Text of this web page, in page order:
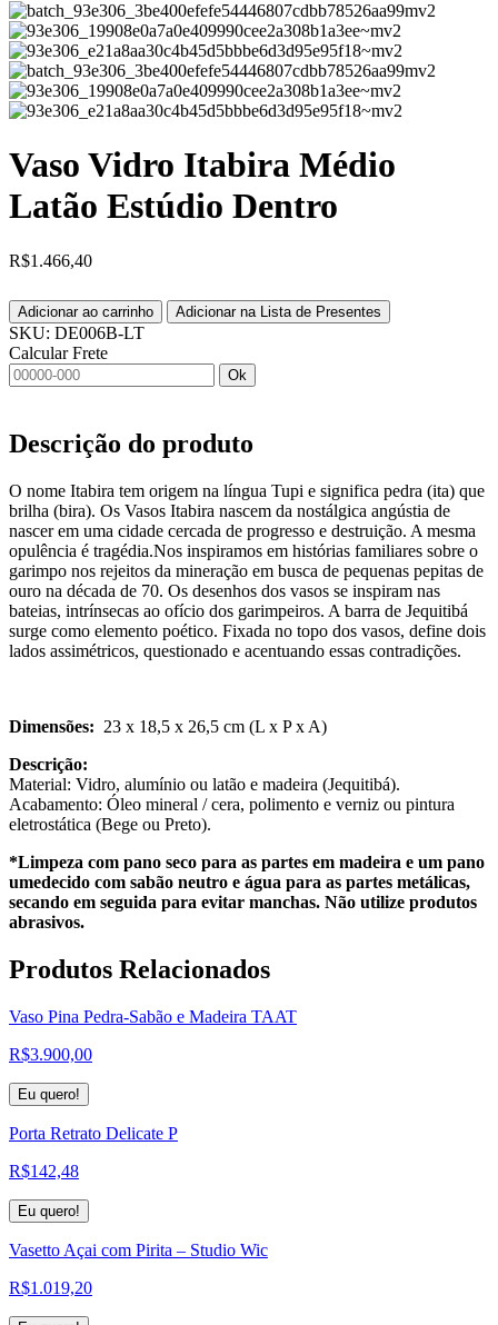
Vaso Vidro Itabira Médio
Latão Estúdio Dentro
R$1.466,40
Adicionar ao carrinho Adicionar na Lista de Presentes
SKU: DE006B-LT
Calcular Frete
Ok
Descrição do produto
O nome Itabira tem origem na língua Tupi e significa pedra (ita) que
brilha (bira). Os Vasos Itabira nascem da nostálgica angústia de
nascer em uma cidade cercada de progresso e destruição. A mesma
opulência é tragédia.Nos inspiramos em histórias familiares sobre o
garimpo nos rejeitos da mineração em busca de pequenas pepitas de
ouro na década de 70. Os desenhos dos vasos se inspiram nas
bateias, intrínsecas ao ofício dos garimpeiros. A barra de Jequitibá
surge como elemento poético. Fixada no topo dos vasos, define dois
lados assimétricos, questionado e acentuando essas contradições.
Dimensões: 23 x 18,5 x 26,5 cm (L x P x A)
Descrição:
Material: Vidro, alumínio ou latão e madeira (Jequitibá).
Acabamento: Óleo mineral / cera, polimento e verniz ou pintura
eletrostática (Bege ou Preto).
*Limpeza com pano seco para as partes em madeira e um pano
umedecido com sabão neutro e água para as partes metálicas,
secando em seguida para evitar manchas. Não utilize produtos
abrasivos.
Produtos Relacionados
Vaso Pina Pedra-Sabão e Madeira TAAT
R$3.900,00
Eu quero!
Porta Retrato Delicate P
R$142,48
Eu quero!
Vasetto Açai com Pirita – Studio Wic
R$1.019,20